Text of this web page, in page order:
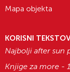
Mapa objekta
KORISNI
Najbolji after sun
Knjige za more -